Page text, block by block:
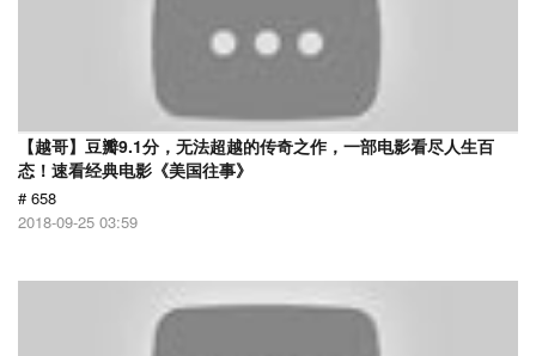
【越哥】豆瓣9.1分，无法超越的传奇之作，一部电影看尽人生百
态！速看经典电影《美国往事》
# 658
2018-09-25 03:59